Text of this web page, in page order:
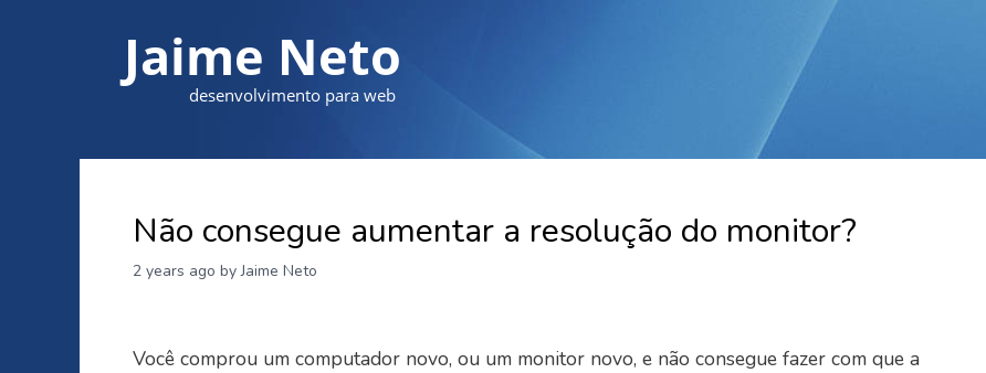
Jaime Neto
desenvolvimento para web
Não consegue aumentar a resolução do monitor?
2 years ago by Jaime Neto
Você comprou um computador novo, ou um monitor novo, e não consegue fazer com que a